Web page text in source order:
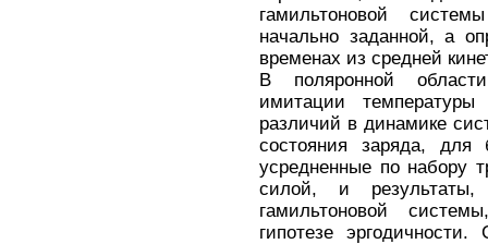
гамильтоновой
начально заданной, а
временах из средней
В поляронной
имитации
различий в динамике
состояния заряда, для
усредненные по набору
силой, и
гамильтоновой
гипотезе